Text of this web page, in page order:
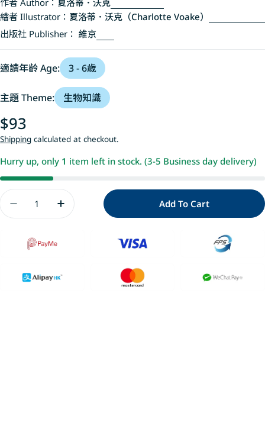
作者 Author： 夏洛蒂．沃克
繪者 Illustrator： 夏洛蒂．沃克（Charlotte Voake）
出版社 Publisher： 維京
適讀年齡 Age: 3 - 6歲
主題 Theme: 生物知識
Regular
price
$93
Shipping calculated at checkout.
Hurry up, only 1 item left in stock. (3-5 Business day delivery)
Decrease Quantity For 瑪莉莎的章魚和其他不適當
Increase Quantity For 瑪莉莎的章魚和其
Add To Cart